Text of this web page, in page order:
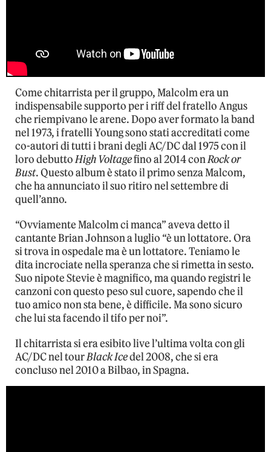
Come chitarrista per il gruppo, Malcolm era un
indispensabile supporto per i riff del fratello Angus
che riempivano le arene. Dopo aver formato la band
nel 1973, i fratelli Young sono stati accreditati come
co-autori di tutti i brani degli AC/DC dal 1975 con il
loro debuttoHigh Voltagefino al 2014 conRock or
Bust. Questo album è stato il primo senza Malcom,
che ha annunciato il suo ritiro nel settembre di
quell’anno.
“Ovviamente Malcolm ci manca” aveva detto il
cantante Brian Johnson a luglio “è un lottatore. Ora
si trova in ospedale ma è un lottatore. Teniamo le
dita incrociate nella speranza che si rimetta in sesto.
Suo nipote Stevie è magnifico, ma quando registri le
canzoni con questo peso sul cuore, sapendo che il
tuo amico non sta bene, è difficile. Ma sono sicuro
che lui sta facendo il tifo per noi”.
Il chitarrista si era esibito live l’ultima volta con gli
AC/DC nel tourBlack Icedel 2008, che si era
concluso nel 2010 a Bilbao, in Spagna.